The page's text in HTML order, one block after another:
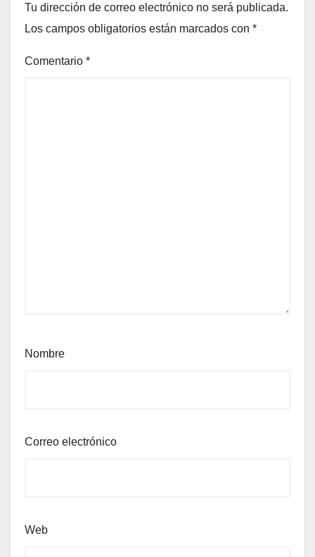
Tu dirección de correo electrónico no será publicada.
Los campos obligatorios están marcados con *
Comentario *
Nombre
Correo electrónico
Web